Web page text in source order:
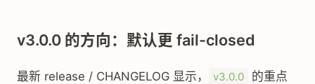
v3.0.0 的方向：默认更 fail-closed
最新 release / CHANGELOG 显示， v3.0.0
的重点